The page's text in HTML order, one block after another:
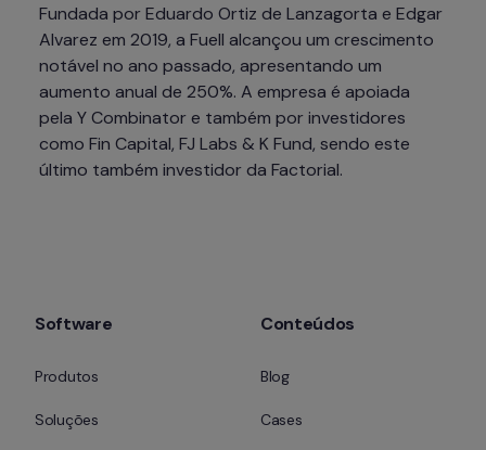
Fundada por Eduardo Ortiz de Lanzagorta e Edgar
Alvarez em 2019, a Fuell alcançou um crescimento
notável no ano passado, apresentando um
aumento anual de 250%. A empresa é apoiada
pela Y Combinator e também por investidores
como Fin Capital, FJ Labs & K Fund, sendo este
último também investidor da Factorial.
Software
Produtos
Soluções
Conteúdos
Blog
Cases